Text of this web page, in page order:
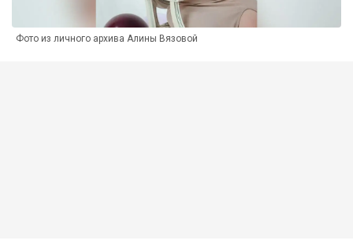
Фото из личного архива Алины Вязовой